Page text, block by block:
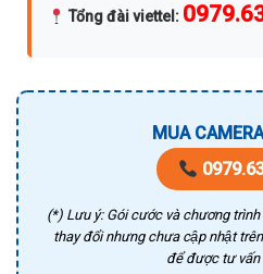
Tổng đài viettel :
MUA
(*) Lưu ý: Gói cước và chương
thay đổi nhưng chưa cập nhật
để được tư vấn